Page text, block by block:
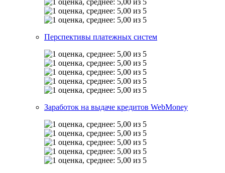
Перспективы платежных систем
Заработок на выдаче кредитов WebMoney